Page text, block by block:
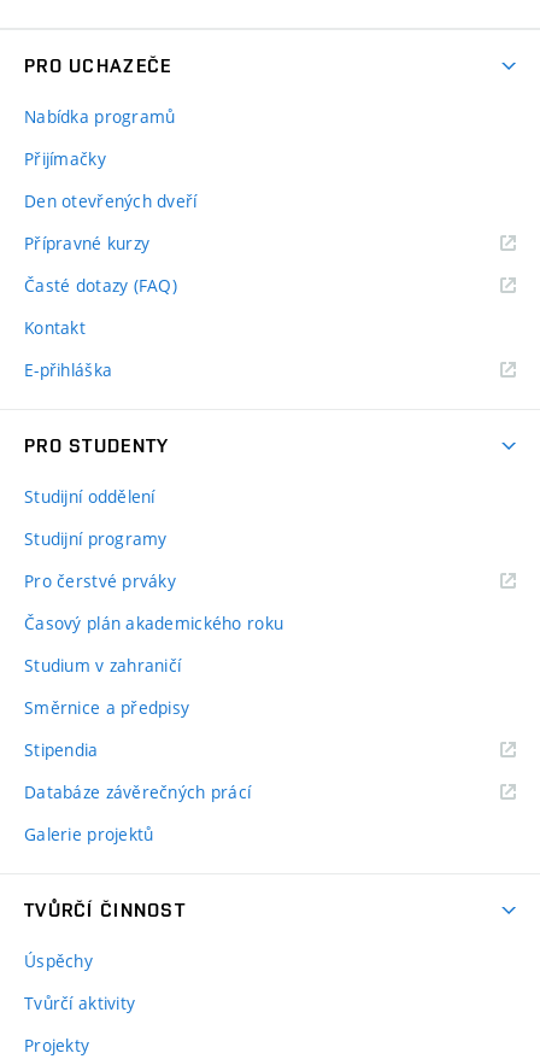
PRO UCHAZEČE
Nabídka programů
Přijímačky
Den otevřených dveří
Přípravné kurzy
Časté dotazy (FAQ)
Kontakt
E-přihláška
PRO STUDENTY
Studijní oddělení
Studijní programy
Pro čerstvé prváky
Časový plán akademického roku
Studium v zahraničí
Směrnice a předpisy
Stipendia
Databáze závěrečných prácí
Galerie projektů
TVŮRČÍ ČINNOST
Úspěchy
Tvůrčí aktivity
Projekty